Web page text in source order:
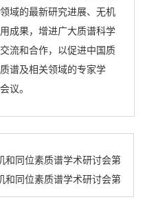
域的最新研究进展、无机
成果，增进广大质谱科学
流和合作，以促进中国质
谱及相关领域的专家学
议。
和同位素质谱学术研讨会第
2026-04-23
和同位素质谱学术研讨会第